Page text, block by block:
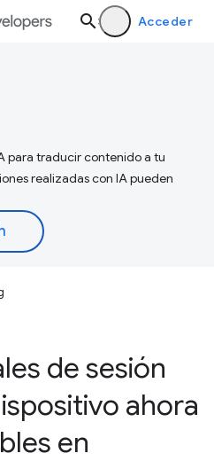
Acceder
para traducir contenido a tu
realizadas con IA pueden
de sesión
ahora
en